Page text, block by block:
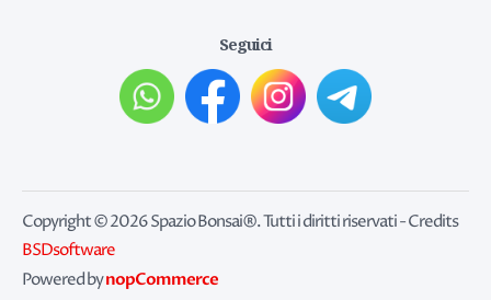
Seguici
Copyright © 2026 Spazio Bonsai®. Tutti i diritti riservati - Credits
BSDsoftware
Powered bynopCommerce